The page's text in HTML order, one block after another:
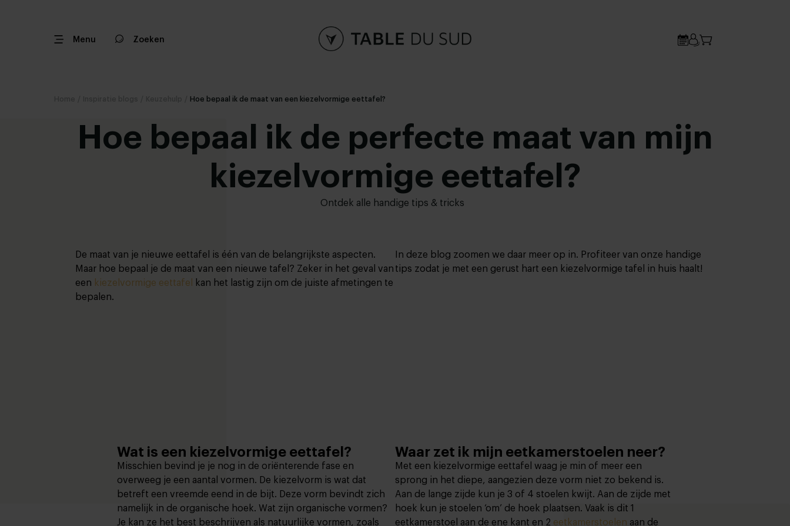
Menu Zoeken
Hoe bepaal ik de maat van een kiezelvormige eettafel?
Hoe bepaal ik de perfecte maat van mijn
kiezelvormige eettafel?
Ontdek alle handige tips & tricks
De maat van je nieuwe eettafel is één van de belangrijkste aspecten.
Maar hoe bepaal je de maat van een nieuwe tafel? Zeker in het geval van
een kiezelvormige eettafel
kan het lastig zijn om de juiste afmetingen te
bepalen.
In deze blog zoomen we daar meer op in. Profiteer van onze handige
tips zodat je met een gerust hart een kiezelvormige tafel in huis haalt!
Wat is een kiezelvormige eettafel?
Misschien bevind je je nog in de oriënterende fase en
overweeg je een aantal vormen. De kiezelvorm is wat dat
betreft een vreemde eend in de bijt. Deze vorm bevindt zich
namelijk in de organische hoek. Wat zijn organische vormen?
Je kan ze het best beschrijven als natuurlijke vormen, zoals
Waar zet ik mijn eetkamerstoelen neer?
Met een kiezelvormige eettafel waag je min of meer een
sprong in het diepe, aangezien deze vorm niet zo bekend is.
Aan de lange zijde kun je 3 of 4 stoelen kwijt. Aan de zijde met
hoek kun je stoelen ‘om’ de hoek plaatsen. Vaak is dit 1
eetkamerstoel aan de ene kant en 2 eetkamerstoelen aan de